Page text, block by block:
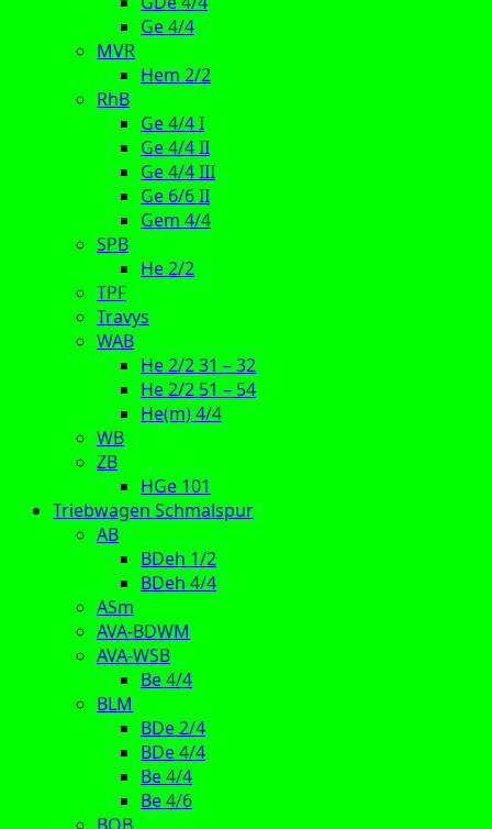
Ge 4/4
MVR
Hem 2/2
RhB
Ge 4/4 I
Ge 4/4 II
Ge 4/4 III
Ge 6/6 II
Gem 4/4
SPB
He 2/2
TPF
Travys
WAB
He 2/2 31 – 32
He 2/2 51 – 54
He(m) 4/4
WB
ZB
HGe 101
Triebwagen Schmalspur
AB
BDeh 1/2
BDeh 4/4
ASm
AVA-BDWM
AVA-WSB
Be 4/4
BLM
BDe 2/4
BDe 4/4
Be 4/4
Be 4/6